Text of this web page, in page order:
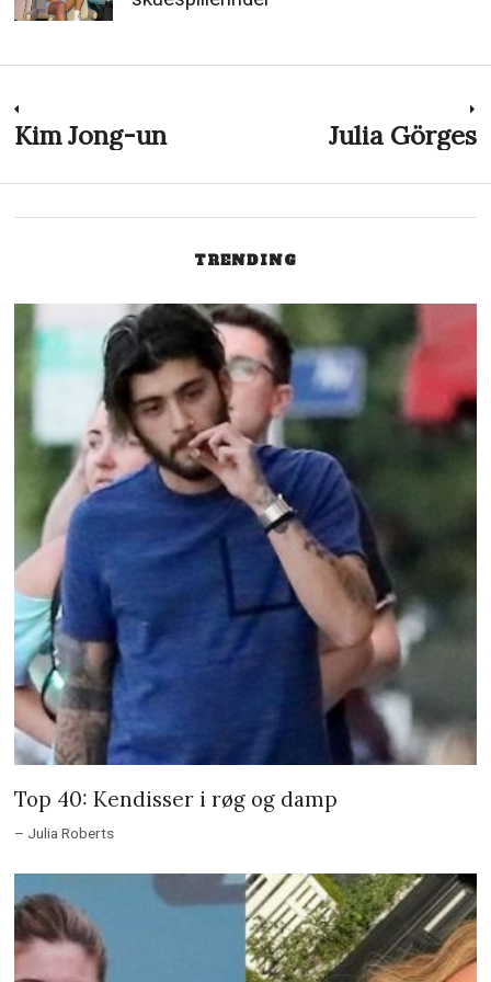
Indlægsnavigation
Previous
Kim Jong-un Julia Görges
TRENDING
Top 40: Kendisser i røg og damp
– Julia Roberts